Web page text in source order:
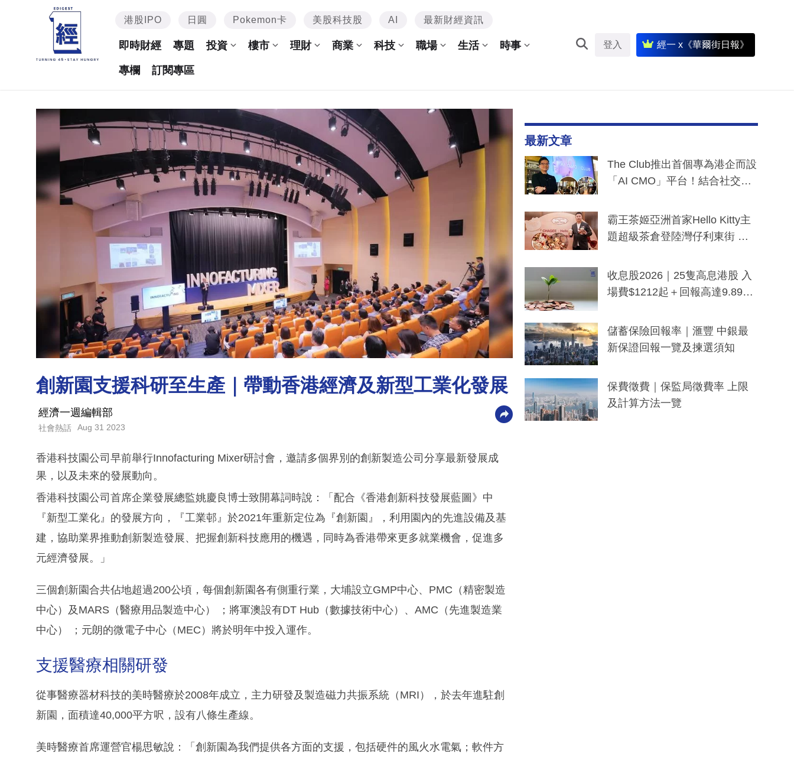
港股IPO 日圓 Pokemon卡 美股科技股 AI 最新財經資訊
即時財經 專題 投資 樓市 理財 商業 科技 職場 生活 時事
專欄 訂閱專區
登入 經一 x《華爾街日報》
創新園支援科研至生產｜帶動香港經濟及新型工業化發展
經濟一週編輯部
社會熱話 Aug 31 2023
香港科技園公司早前舉行Innofacturing Mixer研討會，邀請多個界別的創新製造公司分享最新發展成
果，以及未來的發展動向。
香港科技園公司首席企業發展總監姚慶良博士致開幕詞時說：「配合《香港創新科技發展藍圖》中
『新型工業化』的發展方向，『工業邨』於2021年重新定位為『創新園』，利用園內的先進設備及基
建，協助業界推動創新製造發展、把握創新科技應用的機遇，同時為香港帶來更多就業機會，促進多
元經濟發展。」
三個創新園合共佔地超過200公頃，每個創新園各有側重行業，大埔設立GMP中心、PMC（精密製造
中心）及MARS（醫療用品製造中心） ；將軍澳設有DT Hub（數據技術中心）、AMC（先進製造業
中心） ；元朗的微電子中心（MEC）將於明年中投入運作。
支援醫療相關研發
從事醫療器材科技的美時醫療於2008年成立，主力研發及製造磁力共振系統（MRI），於去年進駐創
新園，面積達40,000平方呎，設有八條生產線。
美時醫療首席運營官楊思敏說：「創新園為我們提供各方面的支援，包括硬件的風火水電氣；軟件方
最新文章
The Club推出首個專為港企而設
「AI CMO」平台！結合社交聆
分鐘生成「貼地」宣傳短片
霸王茶姬亞洲首家Hello Kitty主
題超級茶倉登陸灣仔利東街 推
y及香港限定特調系列
收息股2026｜25隻高息港股 入
場費$1212起＋回報高達9.89
儲蓄保險回報率｜滙豐 中銀最
新保證回報一覽及揀選須知
保費徵費｜保監局徵費率 上限
及計算方法一覽